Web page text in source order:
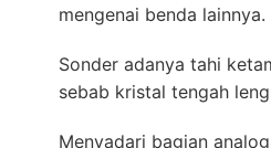
mengenai benda lainnya.
Sonder adanya tahi
sebab kristal tengah
Menyadari bagian